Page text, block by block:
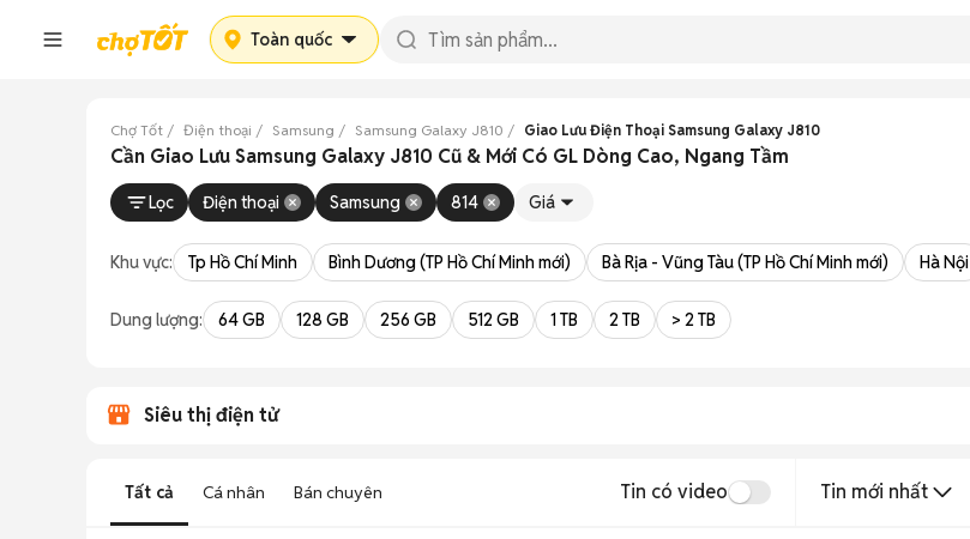
Toàn quốc
Chợ Tốt Điện thoại Samsung Samsung Galaxy J810 Giao Lưu Điện Thoại Samsung Galaxy J810
Cần Giao Lưu Samsung Galaxy J810 Cũ & Mới Có GL Dòng Cao, Ngang Tầm
Lọc Điện thoại Samsung 814 Giá
Khu vực: Tp Hồ Chí Minh Bình Dương (TP Hồ Chí Minh mới) Bà Rịa - Vũng Tàu (TP Hồ Chí Minh mới) Hà Nội
Dung lượng: 64 GB 128 GB 256 GB 512 GB 1 TB 2 TB > 2 TB
Siêu thị điện tử
Tất cả Cá nhân Bán chuyên Tin có video Tin mới nhất